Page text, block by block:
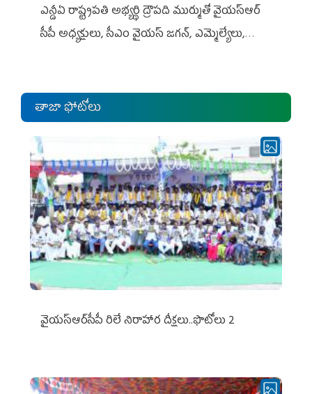
ఎన్డీఏ రాష్ట్ర‌ప‌తి అభ్య‌ర్థి ద్రౌప‌ది ముర్ముతో వైయ‌స్ఆర్
సీపీ అధ్య‌క్షులు, సీఎం వైయ‌స్ జ‌గ‌న్, ఎమ్మెల్యేలు,
తాజా ఫోటోలు
వైయ‌స్ఆర్‌సీపీ రిలే నిరాహార దీక్షలు..ఫొటోలు 2